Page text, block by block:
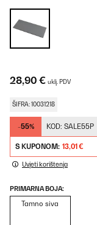
28,90 € uklj. PDV
ŠIFRA: 10031218
-55% KOD: SALE55P
S KUPONOM: 13,01 €
Uvjeti korištenja
PRIMARNA BOJA:
Tamno siva